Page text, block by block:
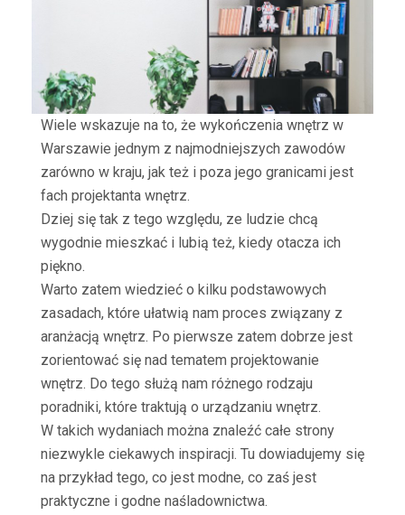
Wiele wskazuje na to, że wykończenia wnętrz w
Warszawie jednym z najmodniejszych zawodów
zarówno w kraju, jak też i poza jego granicami jest
fach projektanta wnętrz.
Dziej się tak z tego względu, ze ludzie chcą
wygodnie mieszkać i lubią też, kiedy otacza ich
piękno.
Warto zatem wiedzieć o kilku podstawowych
zasadach, które ułatwią nam proces związany z
aranżacją wnętrz. Po pierwsze zatem dobrze jest
zorientować się nad tematem projektowanie
wnętrz. Do tego służą nam różnego rodzaju
poradniki, które traktują o urządzaniu wnętrz.
W takich wydaniach można znaleźć całe strony
niezwykle ciekawych inspiracji. Tu dowiadujemy się
na przykład tego, co jest modne, co zaś jest
praktyczne i godne naśladownictwa.